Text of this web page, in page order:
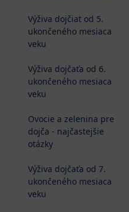
Výživa dojčiat od 5.
ukončeného mesiaca
veku
Výživa dojčaťa od 6.
ukončeného mesiaca
veku
Ovocie a zelenina pre
dojča - najčastejšie
otázky
Výživa dojčaťa od 7.
ukončeného mesiaca
veku